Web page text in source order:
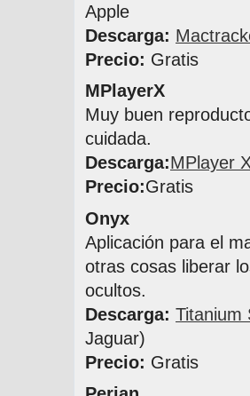
Apple
Descarga:
Precio: Gratis
MPlayerX
Muy buen
cuidada.
Descarga:MPlayer
Precio:Gratis
Onyx
Aplicación para el
otras cosas liberar
ocultos.
Descarga: Titanium
Jaguar)
Precio: Gratis